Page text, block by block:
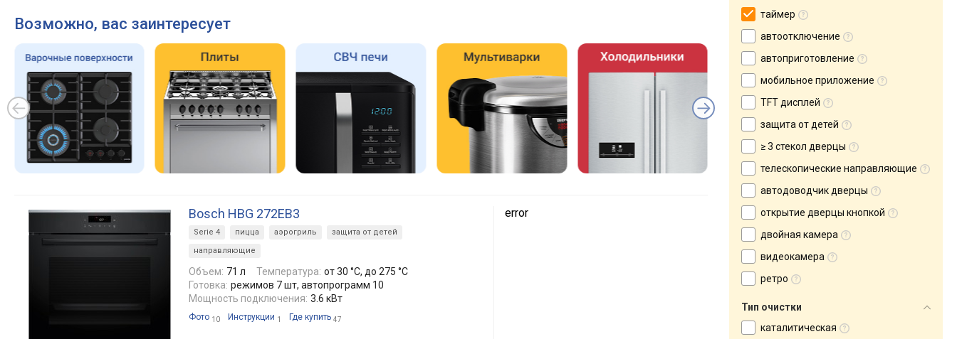
Возможно, вас заинтересует
Bosch HBG 272EB3
Serie 4 пицца аэрогриль
защита от детей
направляющие
Объем: 71 л Температура: от 30 °C, до 275 °C
Готовка: режимов 7 шт, автопрограмм 10
Мощность подключения: 3.6 кВт
Фото 10 Инструкции 1 Где купить 47
error
таймер
автоотключение
автоприготовление
мобильное приложение
TFT дисплей
защита от детей
≥ 3 стекол дверцы
телескопические направляющие
автодоводчик дверцы
открытие дверцы кнопкой
двойная камера
видеокамера
ретро
Тип очистки
каталитическая